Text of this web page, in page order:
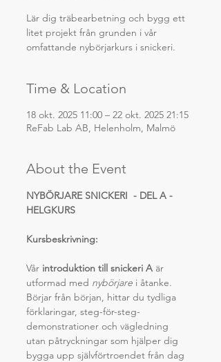
Lär dig träbearbetning och bygg ett
litet projekt från grunden i vår
omfattande nybörjarkurs i snickeri.
Time & Location
18 okt. 2025 11:00 – 22 okt. 2025 21:15
ReFab Lab AB, Helenholm, Malmö
About the Event
NYBÖRJARE SNICKERI  - DEL A -
HELGKURS
Kursbeskrivning:
Vår introduktion till snickeri A är
utformad med nybörjare i åtanke.
Börjar från början, hittar du tydliga
förklaringar, steg-för-steg-
demonstrationer och vägledning
utan påtryckningar som hjälper dig
bygga upp självförtroendet från dag